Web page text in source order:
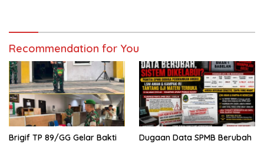
Recommendation for You
Brigif TP 89/GG Gelar Bakti
Dugaan Data SPMB Berubah